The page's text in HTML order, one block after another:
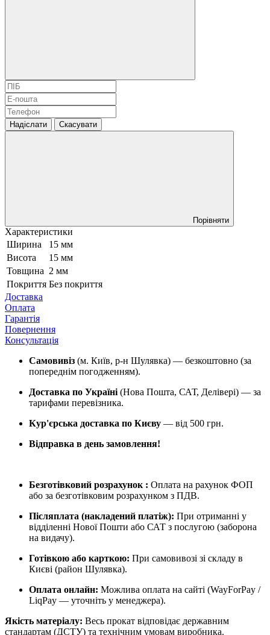
Надіслати Скасувати
Порівняти
Характеристики
Ширина
15 мм
Висота
15 мм
Товщина 2 мм
Покриття Без покриття
Доставка
Оплата
Гарантія
Повернення
Консультація
Самовивіз (м. Київ, р-н Шулявка) — безкоштовно (за
попереднім погодженням).
Доставка по Україні (Нова Пошта, САТ, Делівері) — за
тарифами перевізника.
Кур'єрська доставка по Києву — від 500 грн.
Відправка в день замовлення!
Безготівковий розрахунок : Оплата на рахунок ФОП
або за безготівковим розрахунком з ПДВ.
Післяплата (накладений платіж): При отриманні у
відділенні Нової Пошти або САТ з послугою (заборона
на видачу).
Готівкою або карткою: При самовивозі зі складу в
Києві (район Шулявка).
Оплата онлайн: Можлива оплата на сайті (WayForPay /
LiqPay — уточніть у менеджера).
Якість матеріалу: Весь прокат відповідає державним
стандартам (ДСТУ) та технічним умовам виробника.